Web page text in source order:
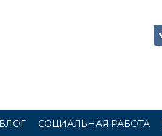
БЛОГ СОЦИАЛЬНАЯ РАБОТА